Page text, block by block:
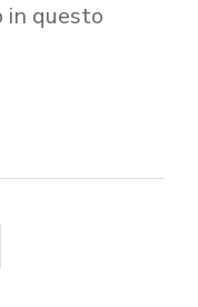
in questo